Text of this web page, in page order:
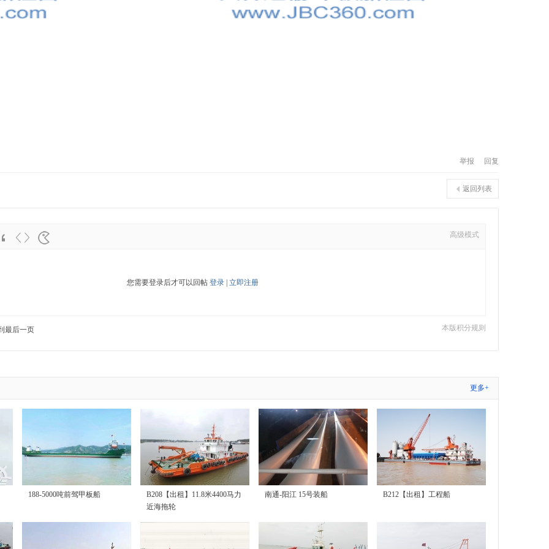
回复
举报
返回列表
高级模式
您需要登录后才可以回帖 登录 立即注册
本版积分规则
最后一页
更多+
188-5000吨前驾甲板船
B208【出租】11.8米4400马力
近海拖轮
南通-阳江 15号装船 B212【出租】工程船